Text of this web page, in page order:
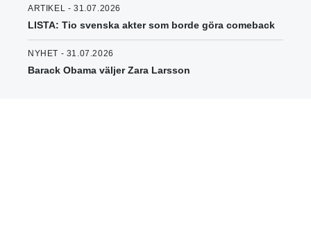
ARTIKEL - 31.07.2026
LISTA: Tio svenska akter som borde göra comeback
NYHET - 31.07.2026
Barack Obama väljer Zara Larsson